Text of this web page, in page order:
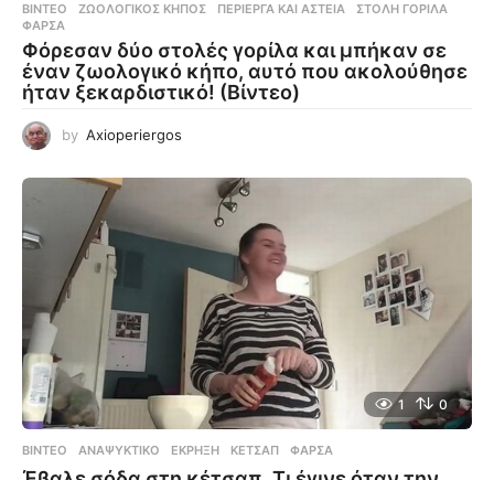
ΒΊΝΤΕΟ ΖΩΟΛΟΓΙΚΌΣ ΚΉΠΟΣ ,ΠΕΡΊΕΡΓΑ ΚΑΙ ΑΣΤΕΊΑ ,ΣΤΟΛΉ ΓΟΡΊΛΑ
ΦΆΡΣΑ
Φόρεσαν δύο στολές γορίλα και μπήκαν σε
έναν ζωολογικό κήπο, αυτό που ακολούθησε
ήταν ξεκαρδιστικό! (Βίντεο)
by Axioperiergos
1 0
ΒΊΝΤΕΟ ΑΝΑΨΥΚΤΙΚΌ ,ΈΚΡΗΞΗ ,ΚΈΤΣΑΠ ,ΦΆΡΣΑ